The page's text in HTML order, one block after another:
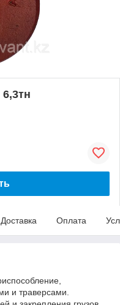
Доставка Оплата
и траверсами.